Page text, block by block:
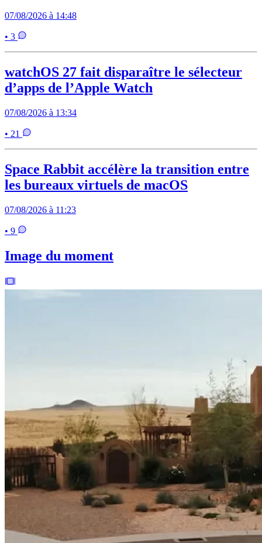
07/08/2026 à 14:48
• 3
watchOS 27 fait disparaître le sélecteur
d’apps de l’Apple Watch
07/08/2026 à 13:34
• 21
Space Rabbit accélère la transition entre
les bureaux virtuels de macOS
07/08/2026 à 11:23
• 9
Image du moment